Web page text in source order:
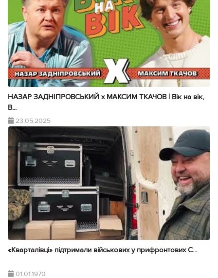
НАЗАР ЗАДНІПРОВСЬКИЙ х МАКСИМ ТКАЧОВ | Вік на вік,
В...
23.05.2025
«Кварталівці» підтримали військових у прифронтових С...
01.01.1970